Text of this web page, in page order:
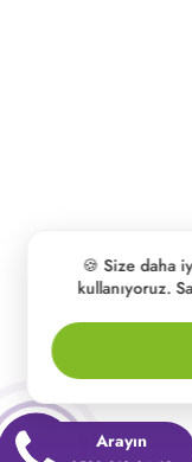
Arayın
🍪 Size daha
kullanıyoruz.